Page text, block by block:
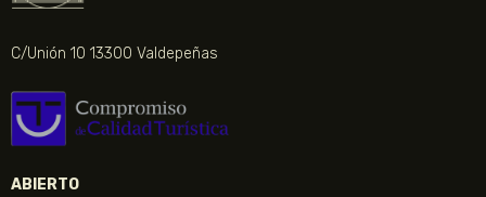
C/Unión 10 13300 Valdepeñas
ABIERTO